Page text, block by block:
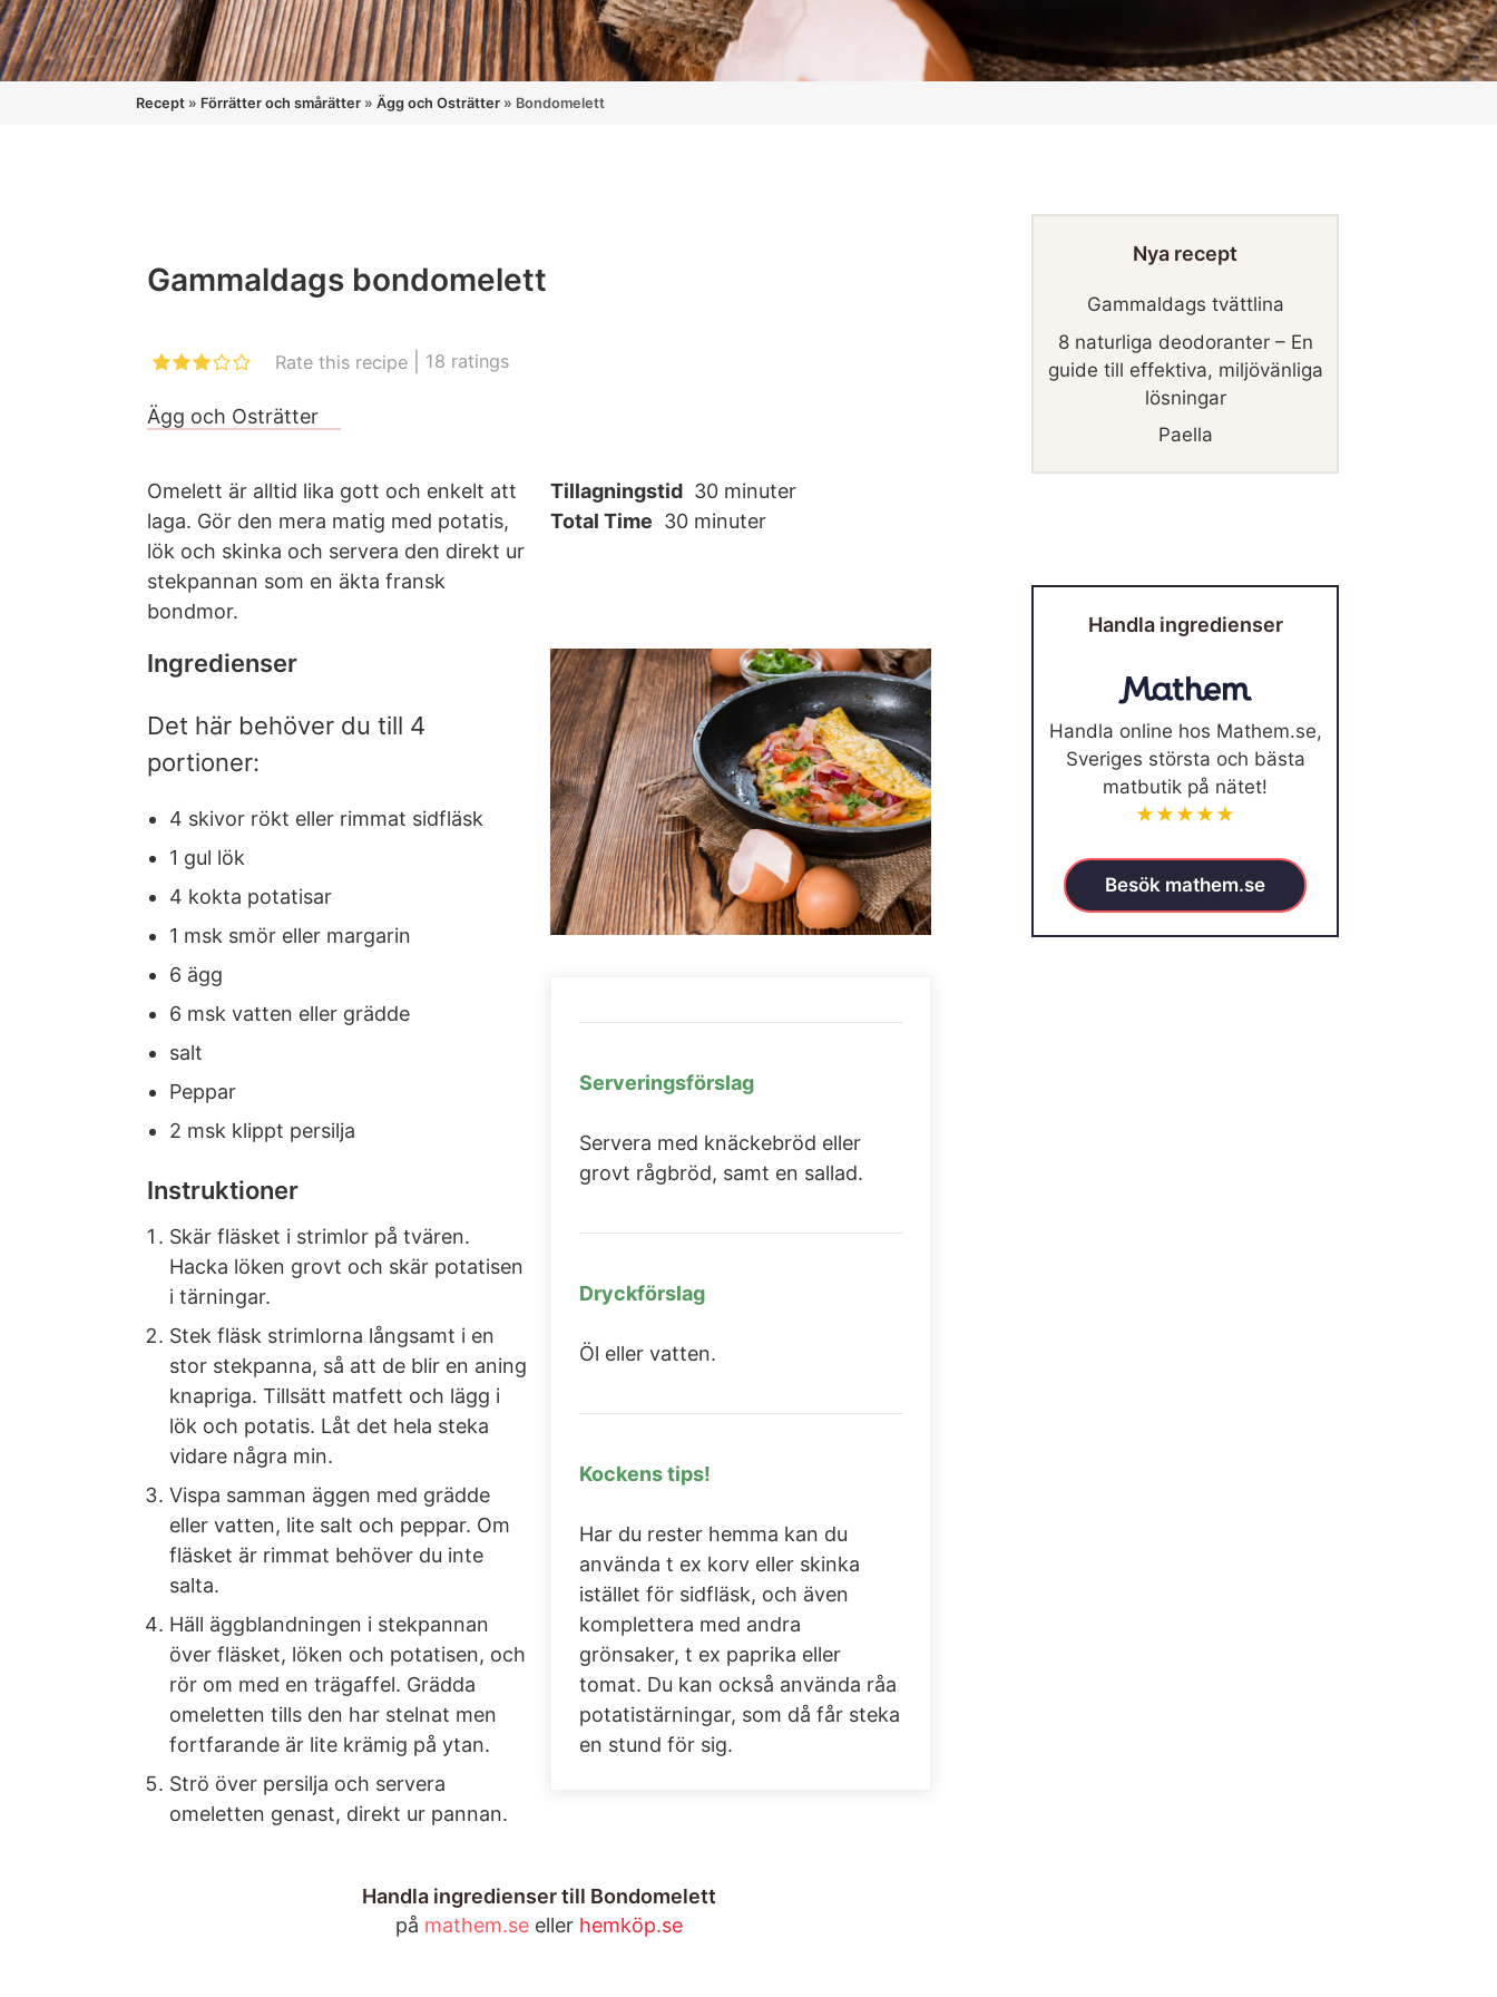
Recept » Förrätter och smårätter » Ägg och Osträtter » Bondomelett
Gammaldags bondomelett
Rate this recipe 18 ratings
Ägg och Osträtter
Omelett är alltid lika gott och enkelt att
laga. Gör den mera matig med potatis,
lök och skinka och servera den direkt ur
stekpannan som en äkta fransk
bondmor.
Tillagningstid 30 minuter
Total Time 30 minuter
Ingredienser
Det här behöver du till 4
portioner:
4 skivor rökt eller rimmat sidfläsk
1 gul lök
4 kokta potatisar
1 msk smör eller margarin
6 ägg
6 msk vatten eller grädde
salt
Peppar
2 msk klippt persilja
Instruktioner
Skär fläsket i strimlor på tvären.
Hacka löken grovt och skär potatisen
i tärningar.
Stek fläsk strimlorna långsamt i en
stor stekpanna, så att de blir en aning
knapriga. Tillsätt matfett och lägg i
lök och potatis. Låt det hela steka
vidare några min.
Vispa samman äggen med grädde
eller vatten, lite salt och peppar. Om
fläsket är rimmat behöver du inte
salta.
Häll äggblandningen i stekpannan
över fläsket, löken och potatisen, och
rör om med en trägaffel. Grädda
omeletten tills den har stelnat men
fortfarande är lite krämig på ytan.
Strö över persilja och servera
omeletten genast, direkt ur pannan.
Serveringsförslag
Servera med knäckebröd eller
grovt rågbröd, samt en sallad.
Dryckförslag
Öl eller vatten.
Kockens tips!
Har du rester hemma kan du
använda t ex korv eller skinka
istället för sidfläsk, och även
komplettera med andra
grönsaker, t ex paprika eller
tomat. Du kan också använda råa
potatistärningar, som då får steka
en stund för sig.
Handla ingredienser till Bondomelett
på mathem.se eller hemköp.se
Nya recept
Gammaldags tvättlina
8 naturliga deodoranter – En
guide till effektiva, miljövänliga
lösningar
Paella
Handla ingredienser
Handla online hos Mathem.se,
Sveriges största och bästa
matbutik på nätet!
★★★★★
Besök mathem.se